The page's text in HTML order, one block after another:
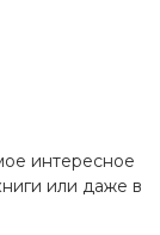
слов,
вижу
свет,И
у
интересное
или даже в